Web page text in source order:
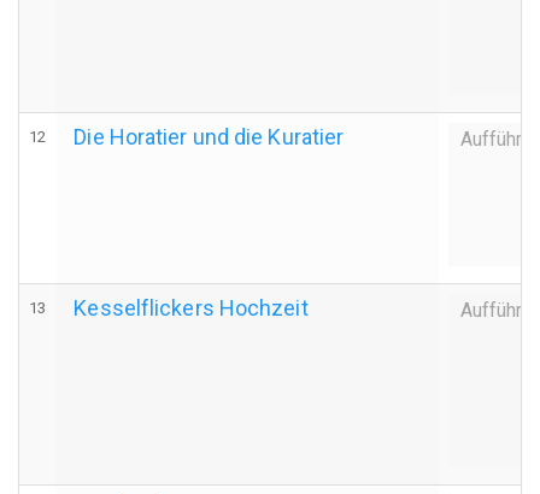
12 Die Horatier und die Kuratier
13 Kesselflickers Hochzeit